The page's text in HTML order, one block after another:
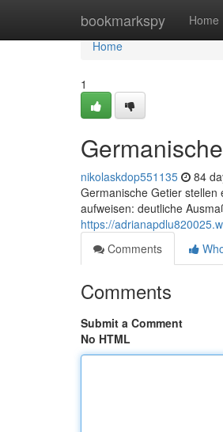
bookmarkspy Home
Home
Home
1
nikolaskdop551135 84
Germanische Getier stellen
aufweisen: deutliche
https://
Comments
Comments
Submit a Comment
No HTML